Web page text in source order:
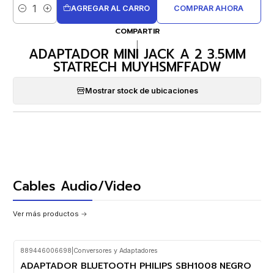
Cantidad
AGREGAR AL CARRO COMPRAR AHORA
COMPARTIR
ADAPTADOR MINI JACK A 2 3.5MM
STATRECH MUYHSMFFADW
Mostrar stock de ubicaciones
Cables Audio/Video
Ver más productos
889446006698 Conversores y Adaptadores
ADAPTADOR BLUETOOTH PHILIPS SBH1008 NEGRO